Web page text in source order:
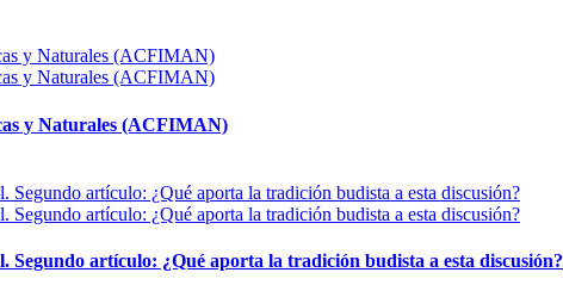
y Naturales (ACFIMAN)
Segundo artículo: ¿Qué aporta la tradición budista a esta discusión?